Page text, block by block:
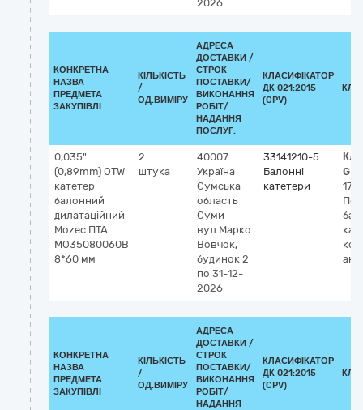
2026
КОНКРЕТНА
НАЗВА
ПРЕДМЕТА
ЗАКУПІВЛІ
КІЛЬКІСТЬ
/
ОД.ВИМІРУ
АДРЕСА
ДОСТАВКИ /
СТРОК
ПОСТАВКИ/
ВИКОНАННЯ
РОБІТ/
НАДАННЯ
ПОСЛУГ:
КЛАСИФІКАТОР
ДК 021:2015
(CPV)
0,035"
(0,89mm) OTW
катетер
балонний
дилатаційний
Mozec ПТА
MO35080060B
8*60 мм
2
штука
40007
Україна
Сумська
область
Суми
вул.Марко
Вовчок,
будинок 2
по 31-12-
2026
33141210-5
Балонні
катетери
КОНКРЕТНА
НАЗВА
ПРЕДМЕТА
ЗАКУПІВЛІ
КІЛЬКІСТЬ
/
ОД.ВИМІРУ
АДРЕСА
ДОСТАВКИ /
СТРОК
ПОСТАВКИ/
ВИКОНАННЯ
РОБІТ/
НАДАННЯ
КЛАСИФІКАТОР
ДК 021:2015
(CPV)